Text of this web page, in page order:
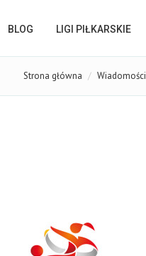
BLOG LIGI PIŁKARSKIE
Strona główna Wiadomości